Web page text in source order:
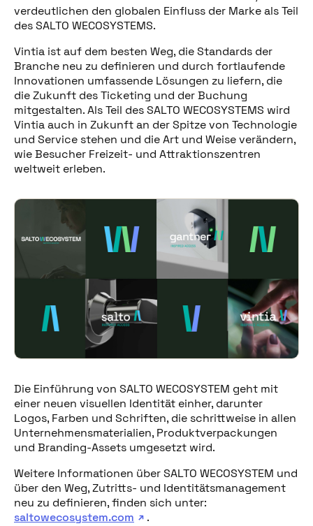
verdeutlichen den globalen Einfluss der Marke als Teil
des SALTO WECOSYSTEMS.
Vintia ist auf dem besten Weg, die Standards der
Branche neu zu definieren und durch fortlaufende
Innovationen umfassende Lösungen zu liefern, die
die Zukunft des Ticketing und der Buchung
mitgestalten. Als Teil des SALTO WECOSYSTEMS wird
Vintia auch in Zukunft an der Spitze von Technologie
und Service stehen und die Art und Weise verändern,
wie Besucher Freizeit- und Attraktionszentren
weltweit erleben.
Die Einführung von SALTO WECOSYSTEM geht mit
einer neuen visuellen Identität einher, darunter
Logos, Farben und Schriften, die schrittweise in allen
Unternehmensmaterialien, Produktverpackungen
und Branding-Assets umgesetzt wird.
Weitere Informationen über SALTO WECOSYSTEM und
über den Weg, Zutritts- und Identitätsmanagement
neu zu definieren, finden sich unter:
saltowecosystem.com
.